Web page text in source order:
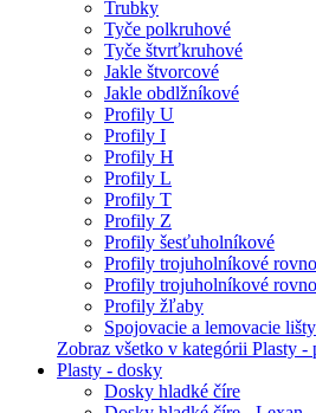
Trubky
Tyče polkruhové
Tyče štvrťkruhové
Jakle štvorcové
Jakle obdlžníkové
Profily U
Profily I
Profily H
Profily L
Profily T
Profily Z
Profily šesťuholníkové
Profily trojuholníkové
Profily trojuholníkové
Profily žľaby
Spojovacie a lemovacie lišty
Zobraz všetko v kategórii Plasty -
Plasty - dosky
Dosky hladké číre